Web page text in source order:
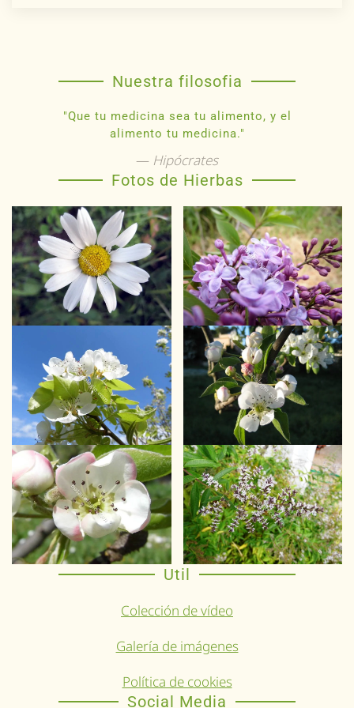
Nuestra filosofia
"Que tu medicina sea tu alimento, y el
alimento tu medicina."
Hipócrates
Fotos de Hierbas
Util
Colección de vídeo
Galería de imágenes
Política de cookies
Social Media